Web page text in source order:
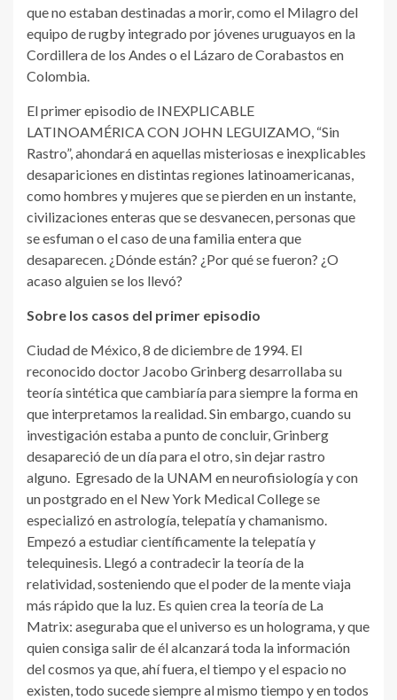
que no estaban destinadas a morir, como el Milagro del
equipo de rugby integrado por jóvenes uruguayos en la
Cordillera de los Andes o el Lázaro de Corabastos en
Colombia.
El primer episodio de INEXPLICABLE
LATINOAMÉRICA CON JOHN LEGUIZAMO, “Sin
Rastro”, ahondará en aquellas misteriosas e inexplicables
desapariciones en distintas regiones latinoamericanas,
como hombres y mujeres que se pierden en un instante,
civilizaciones enteras que se desvanecen, personas que
se esfuman o el caso de una familia entera que
desaparecen. ¿Dónde están? ¿Por qué se fueron? ¿O
acaso alguien se los llevó?
Sobre los casos del primer episodio
Ciudad de México, 8 de diciembre de 1994. El
reconocido doctor Jacobo Grinberg desarrollaba su
teoría sintética que cambiaría para siempre la forma en
que interpretamos la realidad. Sin embargo, cuando su
investigación estaba a punto de concluir, Grinberg
desapareció de un día para el otro, sin dejar rastro
alguno. Egresado de la UNAM en neurofisiología y con
un postgrado en el New York Medical College se
especializó en astrología, telepatía y chamanismo.
Empezó a estudiar científicamente la telepatía y
telequinesis. Llegó a contradecir la teoría de la
relatividad, sosteniendo que el poder de la mente viaja
más rápido que la luz. Es quien crea la teoría de La
Matrix: aseguraba que el universo es un holograma, y que
quien consiga salir de él alcanzará toda la información
del cosmos ya que, ahí fuera, el tiempo y el espacio no
existen, todo sucede siempre al mismo tiempo y en todos